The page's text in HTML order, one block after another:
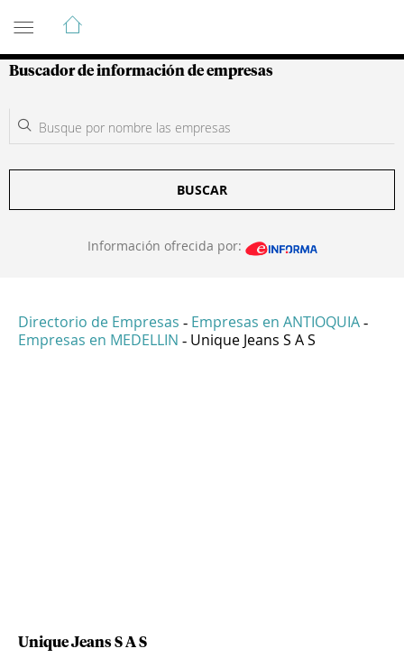
Guía de Empresas Colombianas
Buscador de información de empresas
BUSCAR
Información ofrecida por:
Directorio de Empresas - Empresas en ANTIOQUIA -
Empresas en MEDELLIN - Unique Jeans S A S
Unique Jeans S A S